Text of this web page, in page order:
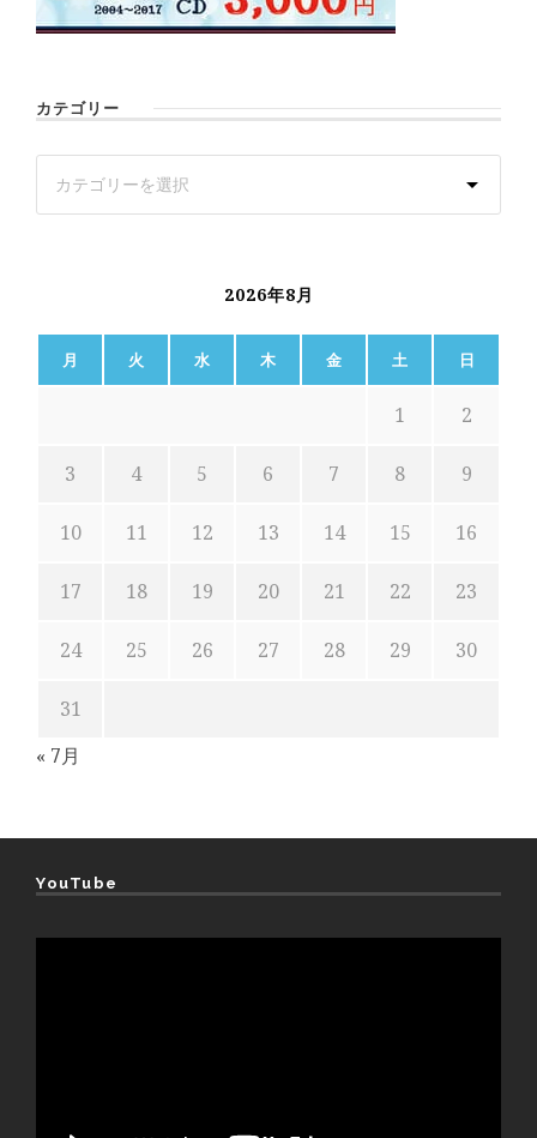
カテゴリー
2026年8月
月 火 水 木 金 土 日
1 2
3 4 5 6 7 8 9
10 11 12 13 14 15 16
17 18 19 20 21 22 23
24 25 26 27 28 29 30
31
« 7月
YouTube